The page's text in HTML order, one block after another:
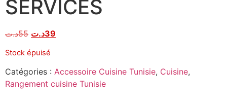
SERVICES
55د.ت 39د.ت
Stock épuisé
Catégories : Accessoire Cuisine Tunisie, Cuisine,
Rangement cuisine Tunisie